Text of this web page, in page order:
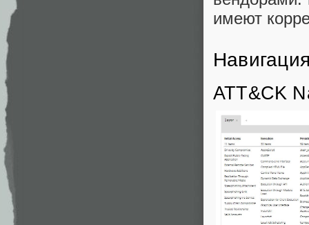
имеют
ATT&CK